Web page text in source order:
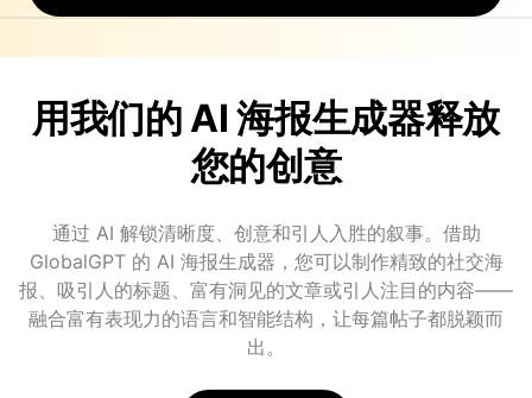
用我们的 AI 海报生成器释放
您的创意
通过 AI 解锁清晰度、创意和引人入胜的叙事。借助
GlobalGPT 的 AI 海报生成器，您可以制作精致的社交海
报、吸引人的标题、富有洞见的文章或引人注目的内容——
融合富有表现力的语言和智能结构，让每篇帖子都脱颖而
出。